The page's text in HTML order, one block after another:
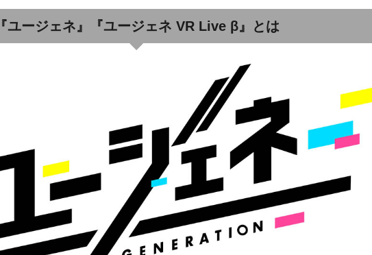
『ユージェネ』『ユージェネ VR Live β』とは